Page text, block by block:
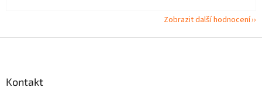
Zobrazit další hodnocení
Kontakt